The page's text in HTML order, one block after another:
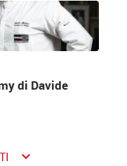
di Davide
keyboard_arrow_down